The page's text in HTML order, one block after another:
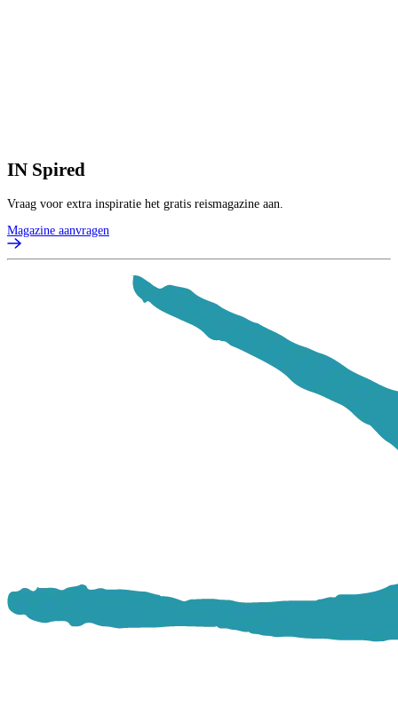
IN Spired
Vraag voor extra inspiratie het gratis reismagazine aan.
Magazine aanvragen